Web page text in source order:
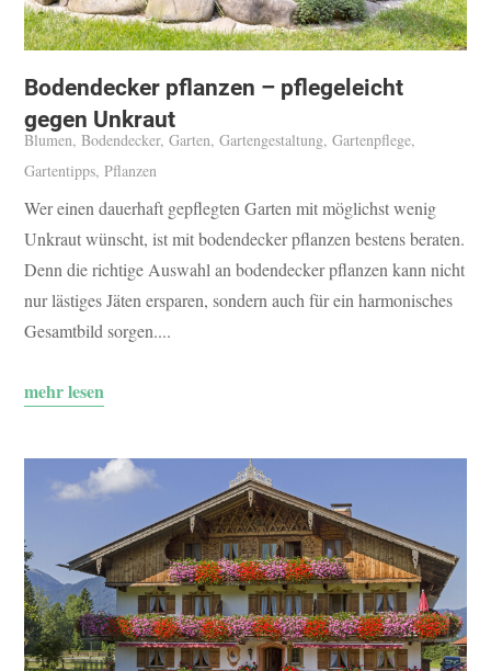
Bodendecker pflanzen – pflegeleicht
gegen Unkraut
Blumen,Bodendecker,Garten,Gartengestaltung,Gartenpflege,
Gartentipps,Pflanzen
Wer einen dauerhaft gepflegten Garten mit möglichst wenig
Unkraut wünscht, ist mit bodendecker pflanzen bestens beraten.
Denn die richtige Auswahl an bodendecker pflanzen kann nicht
nur lästiges Jäten ersparen, sondern auch für ein harmonisches
Gesamtbild sorgen....
mehr lesen